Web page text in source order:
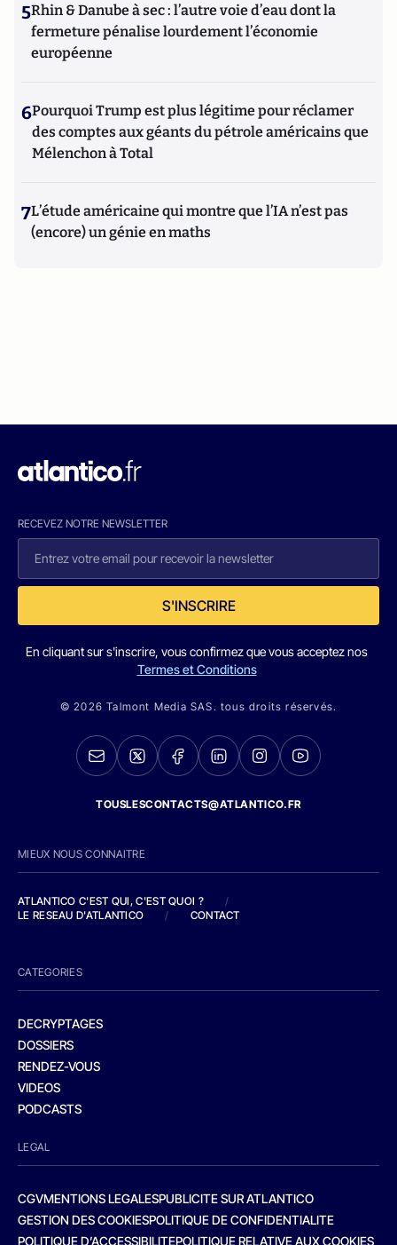
5Rhin & Danube à sec : l’autre voie d’eau dont la
fermeture pénalise lourdement l’économie
européenne
6Pourquoi Trump est plus légitime pour réclamer
des comptes aux géants du pétrole américains que
Mélenchon à Total
7L’étude américaine qui montre que l’IA n’est pas
(encore) un génie en maths
RECEVEZ NOTRE NEWSLETTER
S'INSCRIRE
En cliquant sur s'inscrire, vous confirmez que vous acceptez nos
Termes et Conditions
© 2026 Talmont Media SAS. tous droits réservés.
TOUSLESCONTACTS@ATLANTICO.FR
MIEUX NOUS CONNAITRE
ATLANTICO C'EST QUI, C'EST QUOI ?
/
LE RESEAU D'ATLANTICO
/ CONTACT
CATEGORIES
DECRYPTAGES
DOSSIERS
RENDEZ-VOUS
VIDEOS
PODCASTS
LEGAL
CGVMENTIONS LEGALESPUBLICITE SUR ATLANTICO
GESTION DES COOKIESPOLITIQUE DE CONFIDENTIALITE
POLITIQUE D’ACCESSIBILITEPOLITIQUE RELATIVE AUX COOKIES